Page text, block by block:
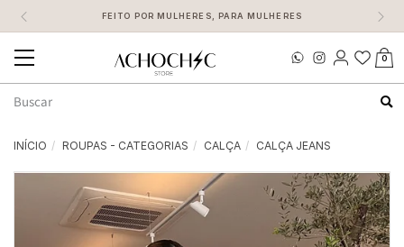
FEITO POR MULHERES, PARA MULHERES
Mudar
navegação
0
INÍCIO ROUPAS - CATEGORIAS CALÇA CALÇA JEANS